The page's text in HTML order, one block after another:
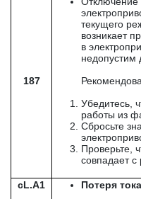
187
текущего
возникает
в
недопустим
Убедитесь,
работы из
Сбросьте
Проверьте,
совпадает
cL.A1 Потеря